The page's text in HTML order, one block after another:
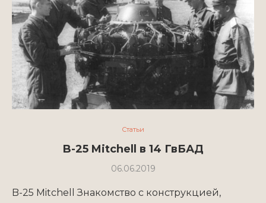
Статьи
B-25 Mitchell в 14 ГвБАД
06.06.2019
B-25 Mitchell Знакомство с конструкцией,